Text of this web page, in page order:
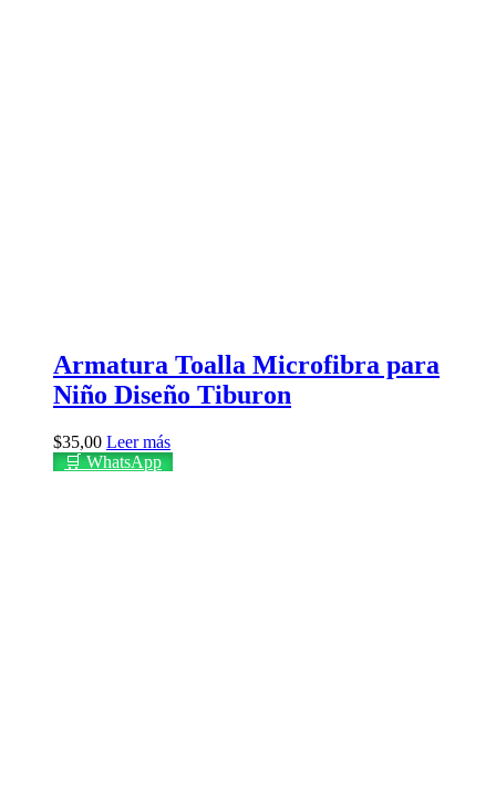
Armatura Toalla Microfibra para
Niño Diseño Tiburon
$35,00 Leer más
🛒 WhatsApp